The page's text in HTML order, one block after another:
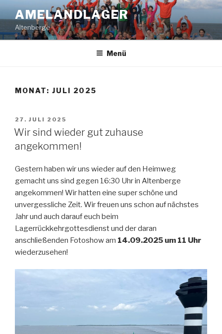
Inhalt
springen
AMELANDLAGER
Altenberge
Menü
MONAT: JULI 2025
VERÖFFENTLICHT
AM
27. JULI 2025
Wir sind wieder gut zuhause
angekommen!
Gestern haben wir uns wieder auf den Heimweg
gemacht uns sind gegen 16:30 Uhr in Altenberge
angekommen! Wir hatten eine super schöne und
unvergessliche Zeit. Wir freuen uns schon auf nächstes
Jahr und auch darauf euch beim
Lagerrückkehrgottesdienst und der daran
anschließenden Fotoshow am 14.09.2025 um 11 Uhr
wiederzusehen!